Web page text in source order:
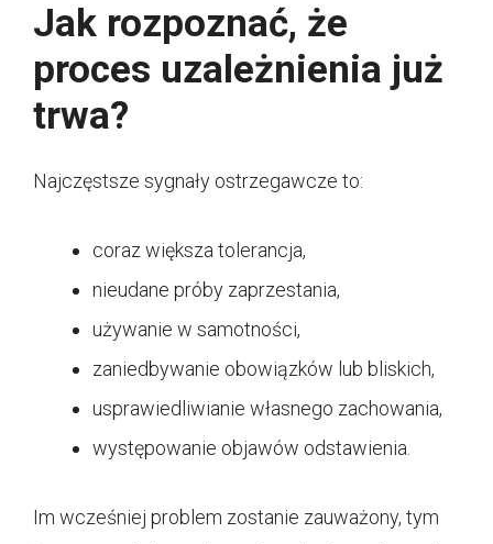
Jak rozpoznać, że
proces uzależnienia już
trwa?
Najczęstsze sygnały ostrzegawcze to:
coraz większa tolerancja,
nieudane próby zaprzestania,
używanie w samotności,
zaniedbywanie obowiązków lub bliskich,
usprawiedliwianie własnego zachowania,
występowanie objawów odstawienia.
Im wcześniej problem zostanie zauważony, tym